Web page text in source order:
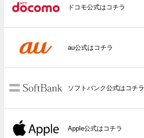
ドコモ公式はコチラ
au公式はコチラ
ソフトバンク公式はコチラ
Apple公式はコチラ